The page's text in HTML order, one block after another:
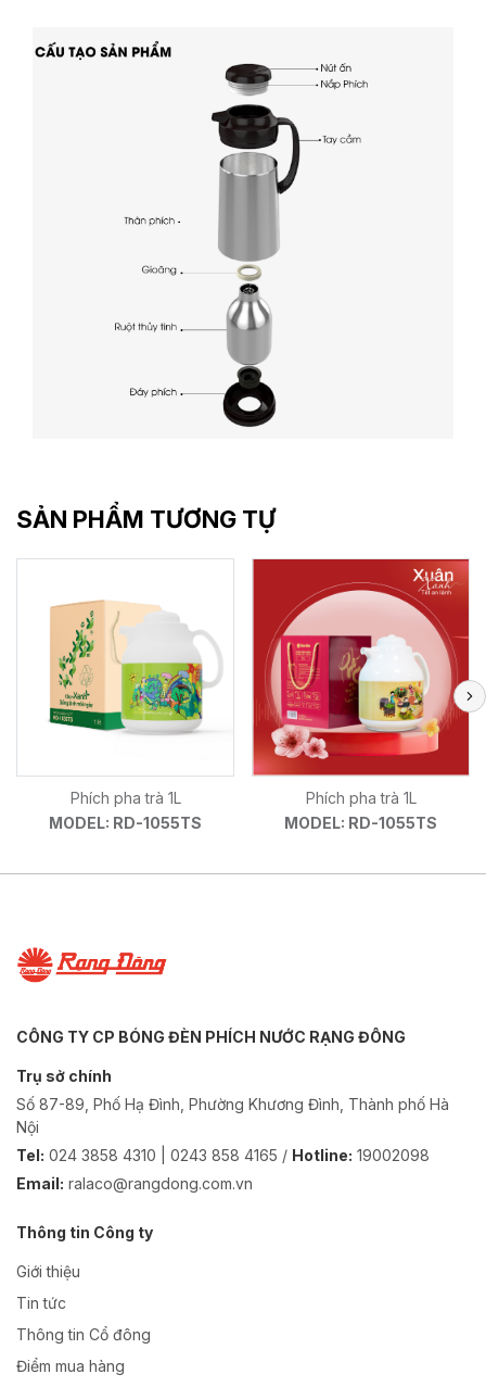
SẢN PHẨM TƯƠNG TỰ
Phích pha trà 1L
MODEL: RD-1055TS
Phích pha trà 1L
MODEL: RD-1055TS
CÔNG TY CP BÓNG ĐÈN PHÍCH NƯỚC RẠNG ĐÔNG
Trụ sở chính
Số 87-89, Phố Hạ Đình, Phường Khương Đình, Thành phố Hà
Nội
Tel: 024 3858 4310 | 0243 858 4165 / Hotline: 19002098
Email: ralaco@rangdong.com.vn
Thông tin Công ty
Giới thiệu
Tin tức
Thông tin Cổ đông
Điểm mua hàng